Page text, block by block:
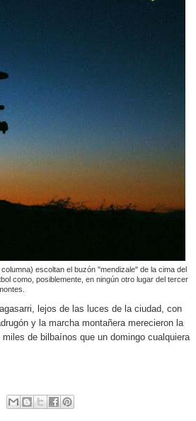
escoltan el buzón "mendizale" de la cima del
como, posiblemente, en ningún otro lugar del tercer
lejos de las luces de la ciudad, con
y la marcha montañera merecieron la
de bilbaínos que un domingo cualquiera